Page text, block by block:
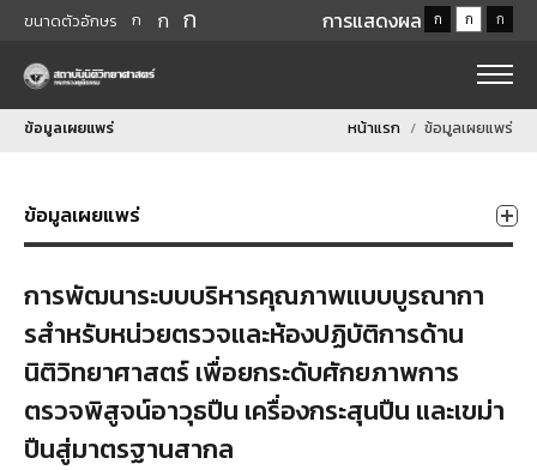
ขนาดตัวอักษร ก ก ก การแสดงผล ก ก ก
ข้อมูลเผยแพร่ หน้าแรก ข้อมูลเผยแพร่
ข้อมูลเผยแพร่
การพัฒนาระบบบริหารคุณภาพแบบบูรณากา
รสําหรับหน่วยตรวจและห้องปฏิบัติการด้าน
นิติวิทยาศาสตร์ เพื่อยกระดับศักยภาพการ
ตรวจพิสูจน์อาวุธปืน เครื่องกระสุนปืน และเขม่า
ปืนสู่มาตรฐานสากล